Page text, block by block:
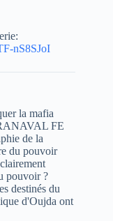
nS8SJoI
la mafia
FE
de la
du pouvoir
pouvoir ?
destinés du
d'Oujda ont